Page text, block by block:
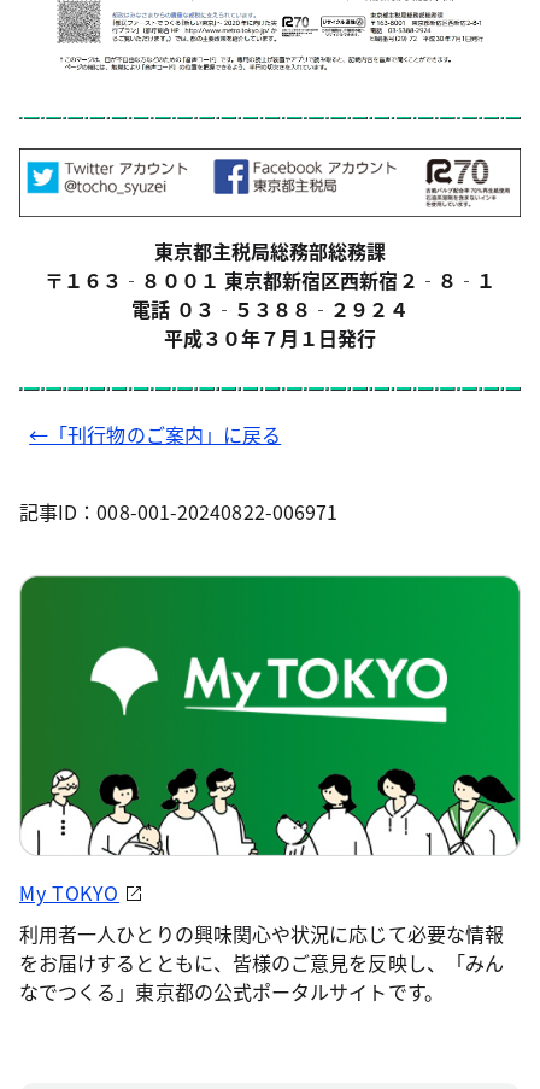
東京都主税局総務部総務課
〒１６３‐８００１ 東京都新宿区西新宿２‐８‐１
電話 ０３‐５３８８‐２９２４
平成３０年７月１日発行
←「刊行物のご案内」に戻る
記事ID：008-001-20240822-006971
My TOKYO
利用者一人ひとりの興味関心や状況に応じて必要な情報
をお届けするとともに、皆様のご意見を反映し、「みん
なでつくる」東京都の公式ポータルサイトです。